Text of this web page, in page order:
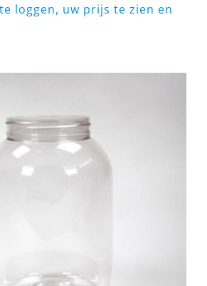
loggen, uw prijs te zien en